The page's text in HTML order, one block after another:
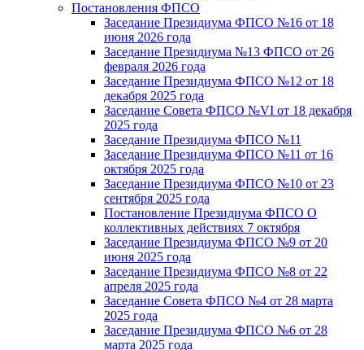
Постановления ФПСО
Заседание Президиума ФПСО №16 от 18
июня 2026 года
Заседание Президиума №13 ФПСО от 26
февраля 2026 года
Заседание Президиума ФПСО №12 от 18
декабря 2025 года
Заседание Совета ФПСО №VI от 18 декабря
2025 года
Заседание Президиума ФПСО №11
Заседание Президиума ФПСО №11 от 16
октября 2025 года
Заседание Президиума ФПСО №10 от 23
сентября 2025 года
Постановление Президиума ФПСО О
коллективных действиях 7 октября
Заседание Президиума ФПСО №9 от 20
июня 2025 года
Заседание Президиума ФПСО №8 от 22
апреля 2025 года
Заседание Совета ФПСО №4 от 28 марта
2025 года
Заседание Президиума ФПСО №6 от 28
марта 2025 года